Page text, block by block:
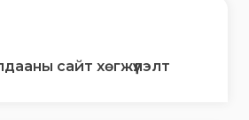
сайт хөгжүүлэлт